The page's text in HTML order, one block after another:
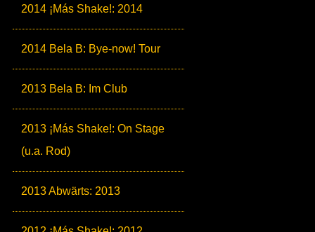
2014 ¡Más Shake!: 2014
2014 Bela B: Bye-now! Tour
2013 Bela B: Im Club
2013 ¡Más Shake!: On Stage
(u.a. Rod)
2013 Abwärts: 2013